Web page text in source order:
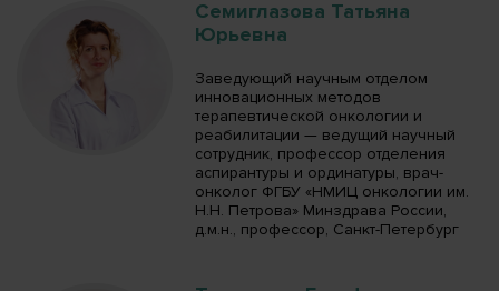
Семиглазова Татьяна
Юрьевна
Заведующий научным отделом
инновационных методов
терапевтической онкологии и
реабилитации — ведущий научный
сотрудник, профессор отделения
аспирантуры и ординатуры, врач-
онколог ФГБУ «НМИЦ онкологии им.
Н.Н. Петрова» Минздрава России,
д.м.н., профессор, Санкт-Петербург